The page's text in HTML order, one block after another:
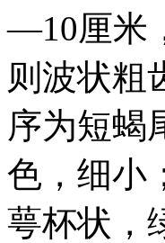
—10厘米
则波状粗
序为短蝎
色，细小
萼杯状，